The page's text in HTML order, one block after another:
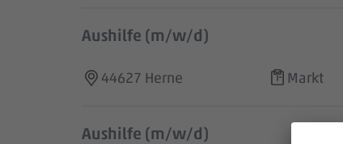
Aushilfe (m/w/d)
44627 Herne Markt
Aushilfe (m/w/d)